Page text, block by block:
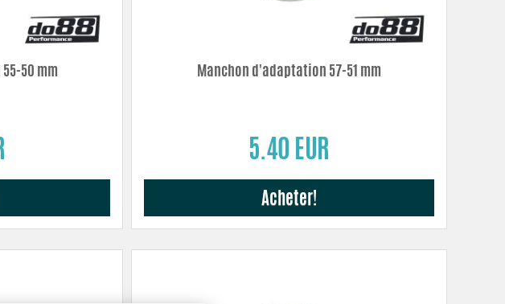
50 mm Manchon d'adaptation 57-51 mm
5.40 EUR
Acheter!